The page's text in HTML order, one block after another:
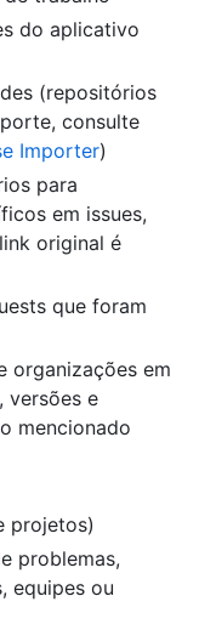
do aplicativo
(repositórios
consulte
Importer)
para
em issues,
original é
que foram
organizações em
versões e
mencionado
projetos)
problemas,
equipes ou